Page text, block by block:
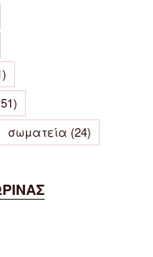
σωματεία (24)